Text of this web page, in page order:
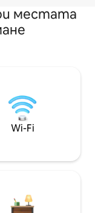
местата
Wi-Fi